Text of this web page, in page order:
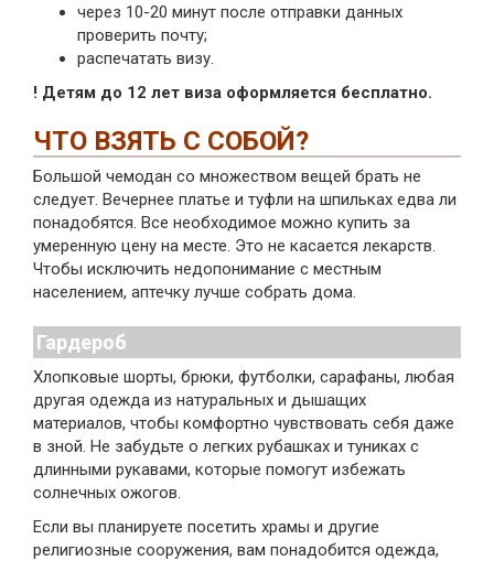
через 10-20 минут после отправки данных
проверить почту;
распечатать визу.
! Детям до 12 лет виза оформляется бесплатно.
ЧТО ВЗЯТЬ С СОБОЙ?
Большой чемодан со множеством вещей брать не
следует. Вечернее платье и туфли на шпильках едва ли
понадобятся. Все необходимое можно купить за
умеренную цену на месте. Это не касается лекарств.
Чтобы исключить недопонимание с местным
населением, аптечку лучше собрать дома.
Гардероб
Хлопковые шорты, брюки, футболки, сарафаны, любая
другая одежда из натуральных и дышащих
материалов, чтобы комфортно чувствовать себя даже
в зной. Не забудьте о легких рубашках и туниках с
длинными рукавами, которые помогут избежать
солнечных ожогов.
Если вы планируете посетить храмы и другие
религиозные сооружения, вам понадобится одежда,